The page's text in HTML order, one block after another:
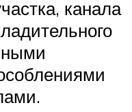
канала